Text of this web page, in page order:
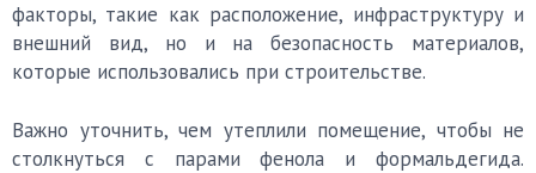
факторы, такие как расположение, инфраструктуру и
внешний вид, но и на безопасность материалов,
которые использовались при строительстве.
Важно уточнить, чем утеплили помещение, чтобы не
столкнуться с парами фенола и формальдегида.